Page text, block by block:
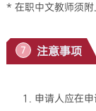
* 在职中文教师须附
7 注意事项
申请人应在